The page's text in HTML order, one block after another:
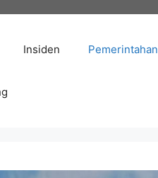
Insiden Pemerintahan